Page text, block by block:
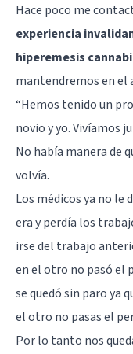
Hace poco me
experiencia
hiperemesis
mantendremos en el
“Hemos tenido un
novio y yo. Vivíamos
No había manera de
volvía.
Los médicos ya no le
era y perdía los
irse del trabajo
en el otro no pasó el
se quedó sin paro ya
el otro no pasas el
Por lo tanto nos